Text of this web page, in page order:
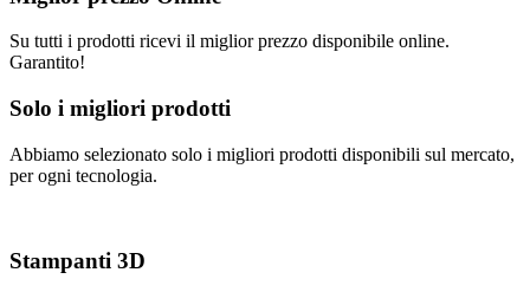
Su tutti i prodotti ricevi il miglior prezzo disponibile online.
Garantito!
Solo i migliori prodotti
Abbiamo selezionato solo i migliori prodotti disponibili sul mercato,
per ogni tecnologia.
Stampanti 3D